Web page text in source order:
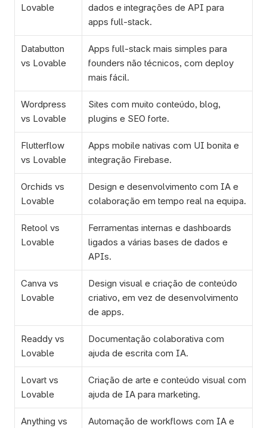
Lovable
dados e integrações de API para
apps full-stack.
Databutton
vs Lovable
Apps full-stack mais simples para
founders não técnicos, com deploy
mais fácil.
Wordpress
vs Lovable
Sites com muito conteúdo, blog,
plugins e SEO forte.
Flutterflow
vs Lovable
Apps mobile nativas com UI bonita e
integração Firebase.
Orchids vs
Lovable
Design e desenvolvimento com IA e
colaboração em tempo real na equipa.
Retool vs
Lovable
Ferramentas internas e dashboards
ligados a várias bases de dados e
APIs.
Canva vs
Lovable
Design visual e criação de conteúdo
criativo, em vez de desenvolvimento
de apps.
Readdy vs
Lovable
Documentação colaborativa com
ajuda de escrita com IA.
Lovart vs
Lovable
Criação de arte e conteúdo visual com
ajuda de IA para marketing.
Anything vs
Automação de workflows com IA e